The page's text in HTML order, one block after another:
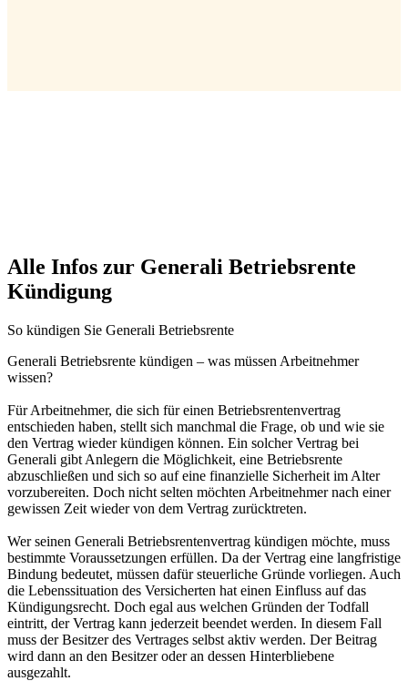
Alle Infos zur Generali Betriebsrente
Kündigung
So kündigen Sie Generali Betriebsrente
Generali Betriebsrente kündigen – was müssen Arbeitnehmer
wissen?
Für Arbeitnehmer, die sich für einen Betriebsrentenvertrag
entschieden haben, stellt sich manchmal die Frage, ob und wie sie
den Vertrag wieder kündigen können. Ein solcher Vertrag bei
Generali gibt Anlegern die Möglichkeit, eine Betriebsrente
abzuschließen und sich so auf eine finanzielle Sicherheit im Alter
vorzubereiten. Doch nicht selten möchten Arbeitnehmer nach einer
gewissen Zeit wieder von dem Vertrag zurücktreten.
Wer seinen Generali Betriebsrentenvertrag kündigen möchte, muss
bestimmte Voraussetzungen erfüllen. Da der Vertrag eine langfristige
Bindung bedeutet, müssen dafür steuerliche Gründe vorliegen. Auch
die Lebenssituation des Versicherten hat einen Einfluss auf das
Kündigungsrecht. Doch egal aus welchen Gründen der Todfall
eintritt, der Vertrag kann jederzeit beendet werden. In diesem Fall
muss der Besitzer des Vertrages selbst aktiv werden. Der Beitrag
wird dann an den Besitzer oder an dessen Hinterbliebene
ausgezahlt.